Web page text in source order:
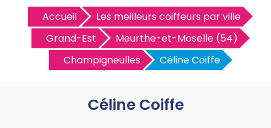
Accueil
Les meilleurs coiffeurs par ville
Grand-Est
Meurthe-et-Moselle (54)
Champigneulles
Céline Coiffe
Céline Coiffe